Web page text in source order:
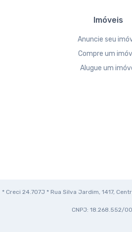
Imóveis
Anuncie seu
Compre um
Alugue um
24.707J * Rua Silva Jardim, 1417,
CNPJ: 18.268.552/